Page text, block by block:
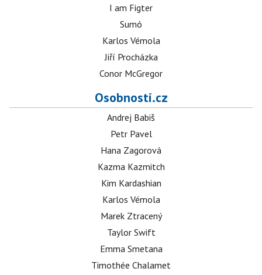
I am Figter
Sumó
Karlos Vémola
Jiří Procházka
Conor McGregor
Osobnosti.cz
Andrej Babiš
Petr Pavel
Hana Zagorová
Kazma Kazmitch
Kim Kardashian
Karlos Vémola
Marek Ztracený
Taylor Swift
Emma Smetana
Timothée Chalamet